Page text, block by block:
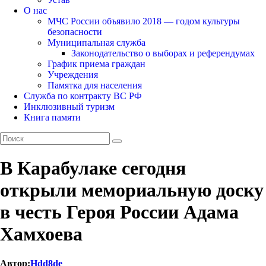
О нас
МЧС России объявило 2018 — годом культуры
безопасности
Муниципальная служба
Законодательство о выборах и референдумах
График приема граждан
Учреждения
Памятка для населения
Служба по контракту ВС РФ
Инклюзивный туризм
Книга памяти
В Карабулаке сегодня
открыли мемориальную доску
в честь Героя России Адама
Хамхоева
Автор:Hdd8de